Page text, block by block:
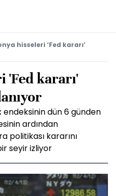
hisseleri ‘Fed kararı’
'Fed kararı'
dün 6 günden
ardından
politikası kararını
seyir izliyor